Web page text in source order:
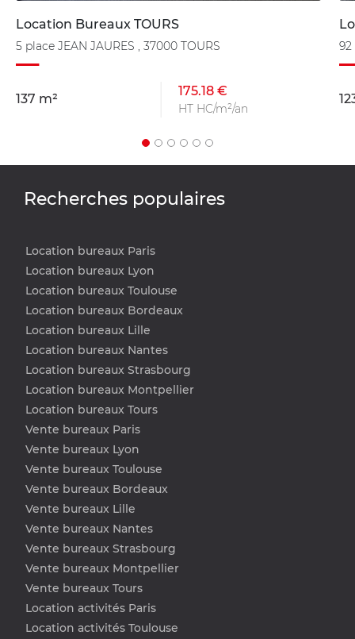
Location Bureaux TOURS
5 place JEAN JAURES , 37000 TOURS
137 m²
175.18 €
HT HC/m²/an
92
Recherches populaires
Location bureaux Paris
Location bureaux Lyon
Location bureaux Toulouse
Location bureaux Bordeaux
Location bureaux Lille
Location bureaux Nantes
Location bureaux Strasbourg
Location bureaux Montpellier
Location bureaux Tours
Vente bureaux Paris
Vente bureaux Lyon
Vente bureaux Toulouse
Vente bureaux Bordeaux
Vente bureaux Lille
Vente bureaux Nantes
Vente bureaux Strasbourg
Vente bureaux Montpellier
Vente bureaux Tours
Location activités Paris
Location activités Toulouse